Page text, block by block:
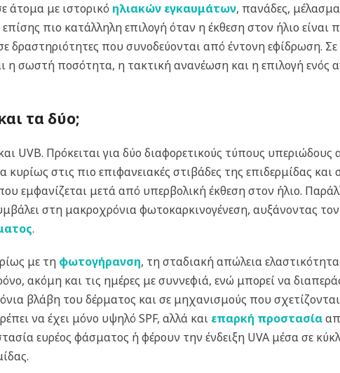
άτομα με ιστορικό ηλιακών εγκαυμάτων, πανάδες,
πιο κατάλληλη επιλογή όταν η έκθεση στον ήλιο
που συνοδεύονται από έντονη εφίδρωση.
η σωστή ποσότητα, η τακτική ανανέωση και η επιλογή ενός
τα δύο;
UVB. Πρόκειται για δύο διαφορετικούς τύπους υπεριώδους
κυρίως στις πιο επιφανειακές στιβάδες της επιδερμίδας και
εμφανίζεται μετά από υπερβολική έκθεση στον ήλιο.
στη μακροχρόνια φωτοκαρκινογένεση, αυξάνοντας
.
με τη φωτογήρανση, τη σταδιακή απώλεια
ακόμη και τις ημέρες με συννεφιά, ενώ μπορεί να
βλάβη του δέρματος και σε μηχανισμούς που
να έχει μόνο υψηλό SPF, αλλά και επαρκή προστασία
ευρέος φάσματος ή φέρουν την ένδειξη UVA μέσα σε